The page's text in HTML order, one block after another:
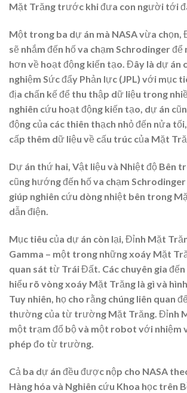
Mặt Trăng trước khi đưa con người tới
Một trong ba dự án mà NASA vừa chọn,
sẽ nhắm đến hố va chạm Schrodinger để
hơn về hoạt động kiến tạo. Đây là dự án
nghiệm Sức đẩy Phản lực (JPL) với mục
địa chấn kế để thu thập dữ liệu trong
nghiên cứu hoạt động kiến tạo, dự án
động của các thiên thạch nhỏ đến nửa
cấp thêm dữ liệu về cấu trúc của Mặt
Dự án thứ hai, Vật liệu và Nhiệt độ Bên
cũng hướng đến hố va chạm
giúp nghiên cứu dòng nhiệt bên trong
dẫn điện.
Mục tiêu của dự án còn lại, Đỉnh Mặt
Gamma – một trong những xoáy Mặt
quan sát từ Trái Đất. Các chuyên gia
hiểu rõ vòng xoáy Mặt Trăng là gì và
Tuy nhiên, họ cho rằng chúng liên quan
thường của từ trường Mặt Trăng. Đỉnh
một trạm đổ bộ và một robot với nhiệm
phép đo từ trường.
Cả ba dự án đều được nộp cho NASA
Hàng hóa và Nghiên cứu Khoa học trên